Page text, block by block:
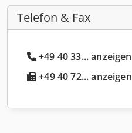
Telefon & Fax
+49 40 33... anzeigen
+49 40 72... anzeigen